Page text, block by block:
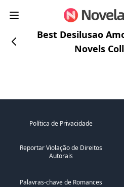
Best Desilusao
Novels
Política de Privacidade
Reportar Violação de Direitos
Autorais
Palavras-chave de Romances